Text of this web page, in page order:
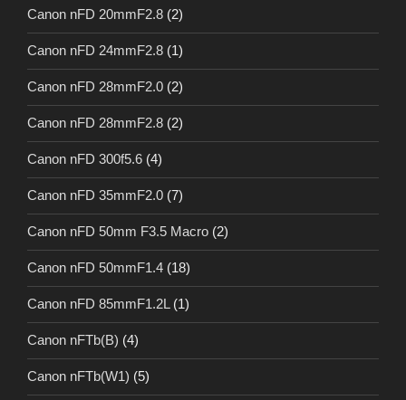
Canon nFD 20mmF2.8 (2)
Canon nFD 24mmF2.8 (1)
Canon nFD 28mmF2.0 (2)
Canon nFD 28mmF2.8 (2)
Canon nFD 300f5.6 (4)
Canon nFD 35mmF2.0 (7)
Canon nFD 50mm F3.5 Macro (2)
Canon nFD 50mmF1.4 (18)
Canon nFD 85mmF1.2L (1)
Canon nFTb(B) (4)
Canon nFTb(W1) (5)